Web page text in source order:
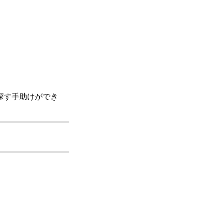
手助けができ